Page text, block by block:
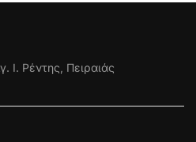
Ι. Ρέντης, Πειραιάς